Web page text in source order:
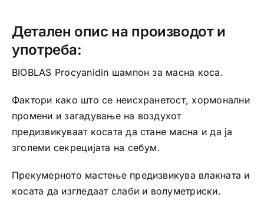
Детален опис на производот и
употреба:
BIOBLAS Procyanidin шампон за масна коса.
Фактори како што се неисхранетост, хормонални
промени и загадување на воздухот
предизвикуваат косата да стане масна и да ја
зголеми секрецијата на себум.
Прекумерното мастење предизвикува влакната и
косата да изгледаат слаби и волуметриски.